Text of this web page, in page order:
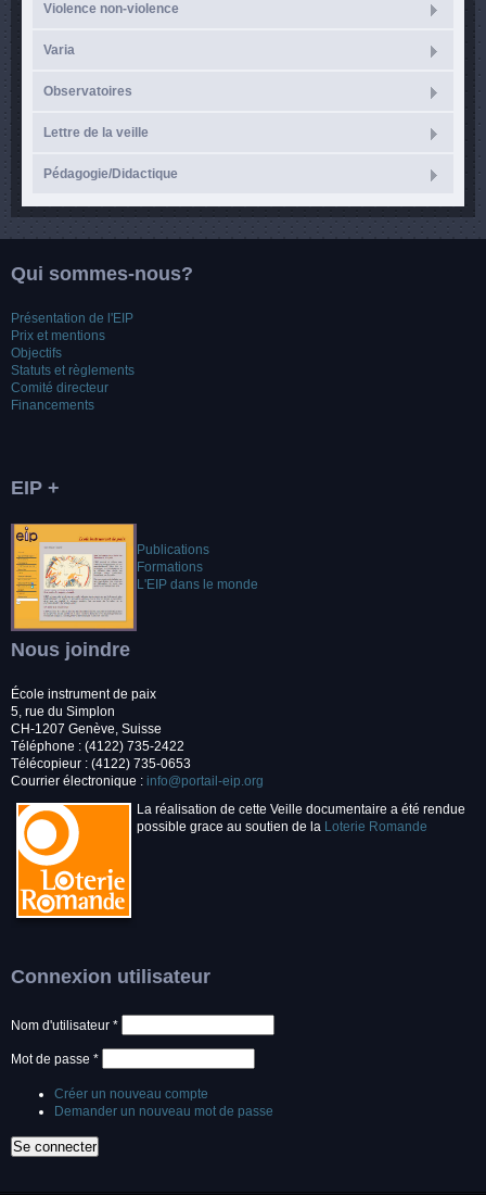
Violence non-violence
Varia
Observatoires
Lettre de la veille
Pédagogie/Didactique
Qui sommes-nous?
Présentation de l'EIP
Prix et mentions
Objectifs
Statuts et règlements
Comité directeur
Financements
EIP +
Publications
Formations
L'EIP dans le monde
Nous joindre
École instrument de paix
5, rue du Simplon
CH-1207 Genève, Suisse
Téléphone : (4122) 735-2422
Télécopieur : (4122) 735-0653
Courrier électronique : info@portail-eip.org
La réalisation de cette Veille documentaire a été rendue
possible grace au soutien de la Loterie Romande
Connexion utilisateur
Nom d'utilisateur *
Mot de passe *
Créer un nouveau compte
Demander un nouveau mot de passe